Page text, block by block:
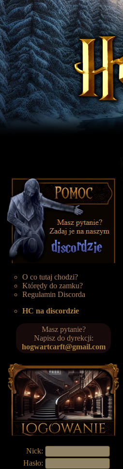
O co tutaj chodzi?
Którędy do zamku?
Regulamin Discorda
HC na discordzie
Masz pytanie?
Napisz do dyrekcji:
hogwartcarft@gmail.com
Nick:
Hasło: